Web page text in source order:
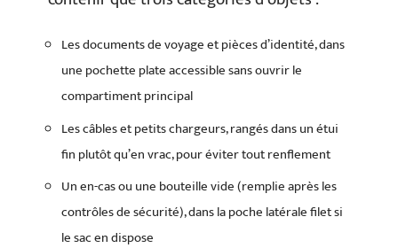
Les documents de voyage et pièces d’identité, dans
une pochette plate accessible sans ouvrir le
compartiment principal
Les câbles et petits chargeurs, rangés dans un étui
fin plutôt qu’en vrac, pour éviter tout renflement
Un en-cas ou une bouteille vide (remplie après les
contrôles de sécurité), dans la poche latérale filet si
le sac en dispose